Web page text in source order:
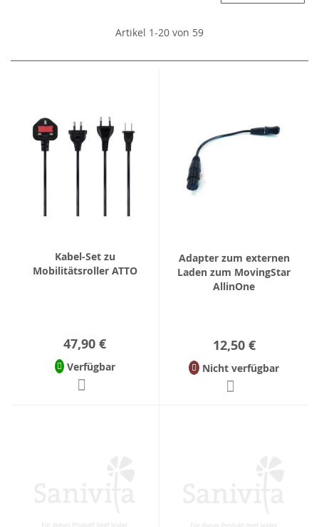
Artikel 1-20 von 59
Kabel-Set zu
Mobilitätsroller ATTO
47,90 €
Verfügbar
Adapter zum externen
Laden zum MovingStar
AllinOne
12,50 €
Nicht verfügbar